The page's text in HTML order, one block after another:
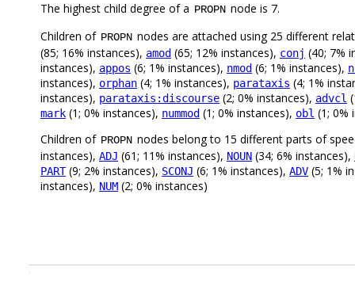
The highest child degree of a PROPN node is 7.
Children of PROPN nodes are attached using 25 different
(85; 16% instances), amod (65; 12% instances), conj (40; 7%
instances), appos (6; 1% instances), nmod (6; 1% instances),
instances), orphan (4; 1% instances), parataxis (4; 1%
instances), parataxis:discourse (2; 0% instances), advcl
mark (1; 0% instances), nummod (1; 0% instances), obl (1; 0%
Children of PROPN nodes belong to 15 different parts of
instances), ADJ (61; 11% instances), NOUN (34; 6% instances),
PART(9; 2% instances), SCONJ (6; 1% instances), ADV (5; 1%
instances), NUM (2; 0% instances)
.